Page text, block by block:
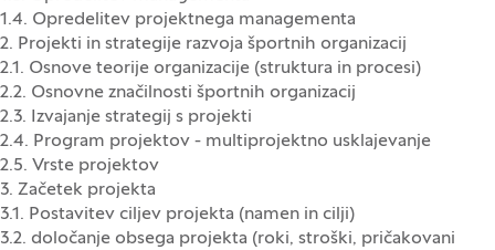
1.4. Opredelitev projektnega managementa
2. Projekti in strategije razvoja športnih organizacij
2.1. Osnove teorije organizacije (struktura in procesi)
2.2. Osnovne značilnosti športnih organizacij
2.3. Izvajanje strategij s projekti
2.4. Program projektov - multiprojektno usklajevanje
2.5. Vrste projektov
3. Začetek projekta
3.1. Postavitev ciljev projekta (namen in cilji)
3.2. določanje obsega projekta (roki, stroški, pričakovani